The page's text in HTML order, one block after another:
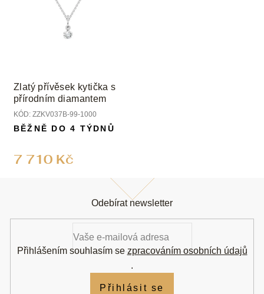
Zlatý přívěsek kytička s
přírodním diamantem
KÓD: ZZKV037B-99-1000
7 710 Kč
BĚŽNĚ DO 4 TÝDNŮ
Odebírat newsletter
Přihlášením souhlasím se zpracováním osobních údajů
.
Přihlásit se